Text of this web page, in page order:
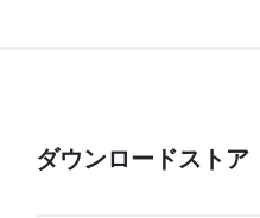
ダウンロードストア